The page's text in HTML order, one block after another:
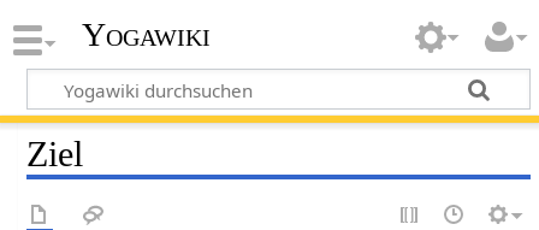
Yogawiki
Ziel